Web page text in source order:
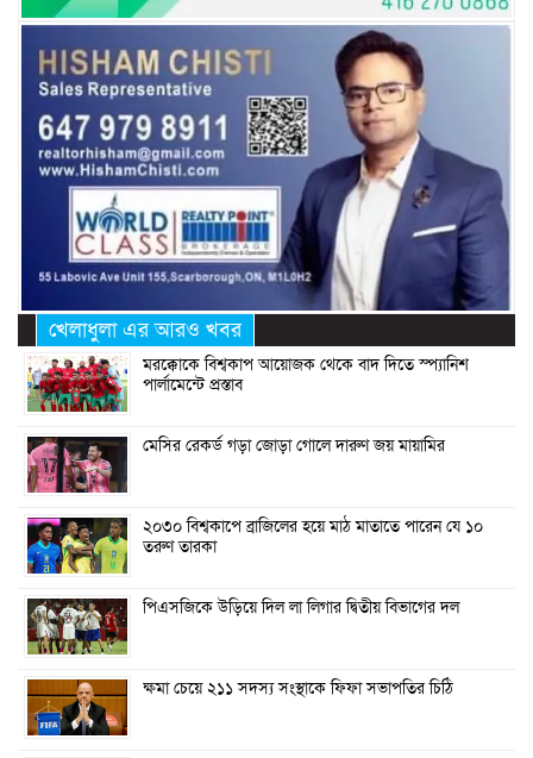
খেলাধুলা এর আরও খবর
মরক্কোকে বিশ্বকাপ আয়োজক থেকে বাদ দিতে স্প্যানিশ
পার্লামেন্টে প্রস্তাব
মেসির রেকর্ড গড়া জোড়া গোলে দারুণ জয় মায়ামির
২০৩০ বিশ্বকাপে ব্রাজিলের হয়ে মাঠ মাতাতে পারেন যে ১০
তরুণ তারকা
পিএসজিকে উড়িয়ে দিল লা লিগার দ্বিতীয় বিভাগের দল
ক্ষমা চেয়ে ২১১ সদস্য সংস্থাকে ফিফা সভাপতির চিঠি